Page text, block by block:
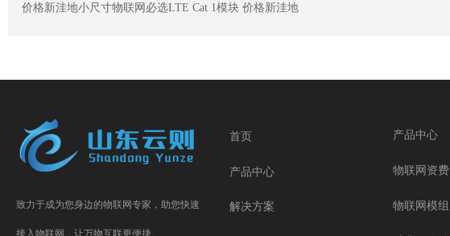
价格新洼地小尺寸物联网必选LTE Cat 1模块 价格新洼地
致力于成为您身边的物联网专家，助您快速
接入物联网，让万物互联更便捷。
首页
产品中心
解决方案
产品中心
物联网资费
物联网模组